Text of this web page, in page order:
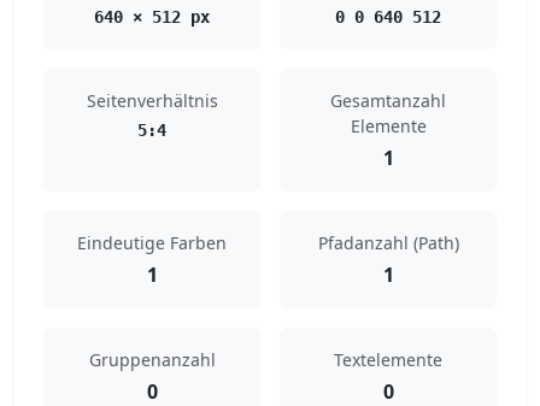
640 × 512 px 0 0 640 512
Seitenverhältnis
5:4
Gesamtanzahl
Elemente
1
Eindeutige Farben
1
Pfadanzahl (Path)
1
Gruppenanzahl
0
Textelemente
0